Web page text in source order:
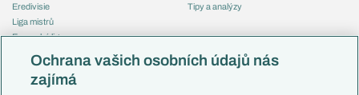
Eredivisie
Liga mistrů
Evropská liga
Mistrovství světa
Liga národů
Tipy a analýzy
Česko
Ochrana vašich osobních údajů nás
zajímá